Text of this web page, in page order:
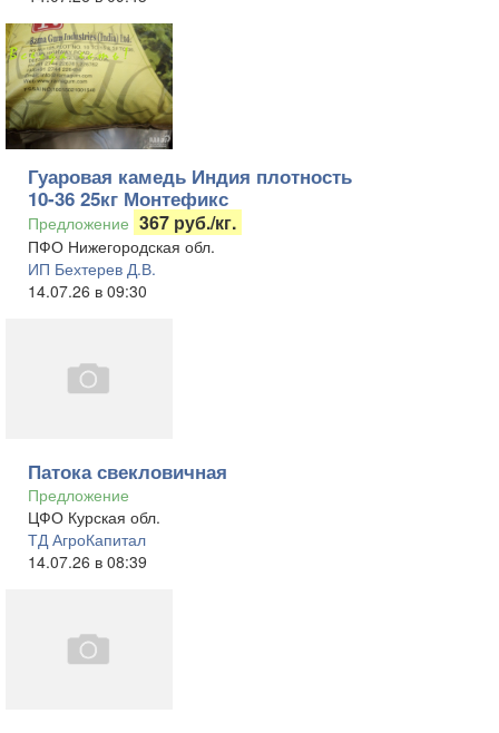
Гуаровая камедь Индия плотность
10-36 25кг Монтефикс
Предложение 367 руб./кг.
ПФО Нижегородская обл.
ИП Бехтерев Д.В.
14.07.26 в 09:30
Патока свекловичная
Предложение
ЦФО Курская обл.
ТД АгроКапитал
14.07.26 в 08:39